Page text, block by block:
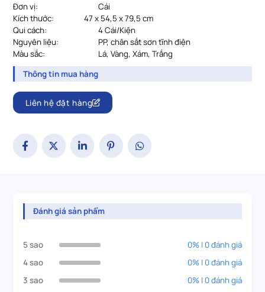
Đơn vị:
Cái
Kích thước:
47 x 54,5 x 79,5 cm
Qui cách:
4 Cái/Kiện
Nguyên liệu:
PP, chân sắt sơn tĩnh điện
Màu sắc:
Lá, Vàng, Xám, Trắng
Thông tin mua hàng
Liên hệ đặt hàng
Đánh giá sản phẩm
5 sao
0% | 0 đánh giá
4 sao
0% | 0 đánh giá
3 sao
0% | 0 đánh giá